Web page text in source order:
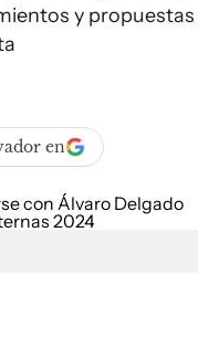
y propuestas
en